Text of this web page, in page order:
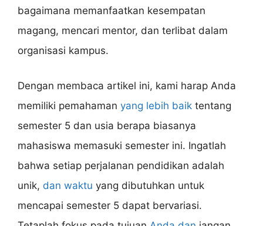
bagaimana memanfaatkan kesempatan
magang, mencari mentor, dan terlibat dalam
organisasi kampus.
Dengan membaca artikel ini, kami harap Anda
memiliki pemahaman yang lebih baik tentang
semester 5 dan usia berapa biasanya
mahasiswa memasuki semester ini. Ingatlah
bahwa setiap perjalanan pendidikan adalah
unik, dan waktu yang dibutuhkan untuk
mencapai semester 5 dapat bervariasi.